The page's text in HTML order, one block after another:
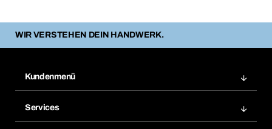
WIR VERSTEHEN DEIN HANDWERK.
Kundenmenü
Services